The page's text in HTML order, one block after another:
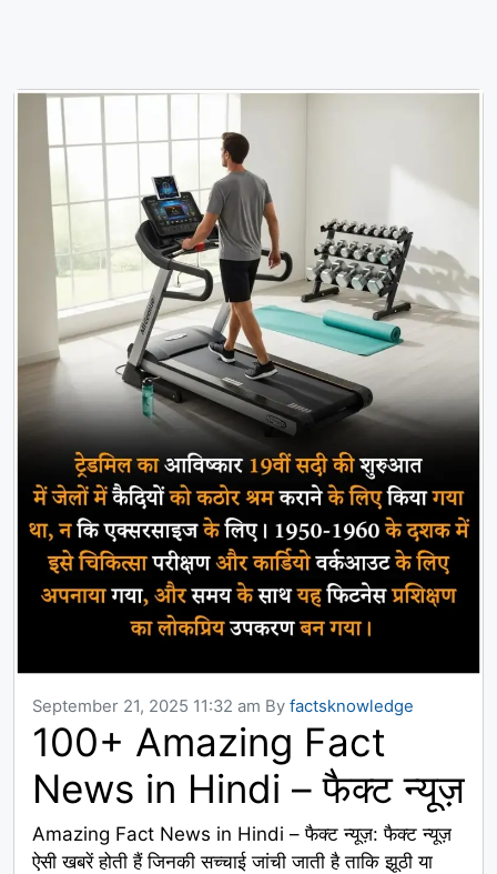
September 21, 2025 11:32 am By factsknowledge
100+ Amazing Fact
News in Hindi – फैक्ट न्यूज़
Amazing Fact News in Hindi – फैक्ट न्यूज़: फैक्ट न्यूज़
ऐसी खबरें होती हैं जिनकी सच्चाई जांची जाती है ताकि झूठी या